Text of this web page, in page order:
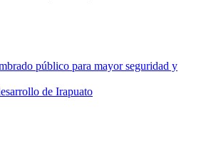
público para mayor seguridad y
de Irapuato